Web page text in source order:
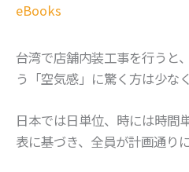
eBooks
台湾で店舗内装工事を行うと
う「空気感」に驚く方は少な
日本では日単位、時には時間
表に基づき、全員が計画通り